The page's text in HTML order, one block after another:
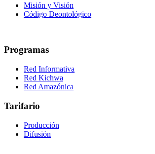
Misión y Visión
Código Deontológico
Programas
Red Informativa
Red Kichwa
Red Amazónica
Tarifario
Producción
Difusión